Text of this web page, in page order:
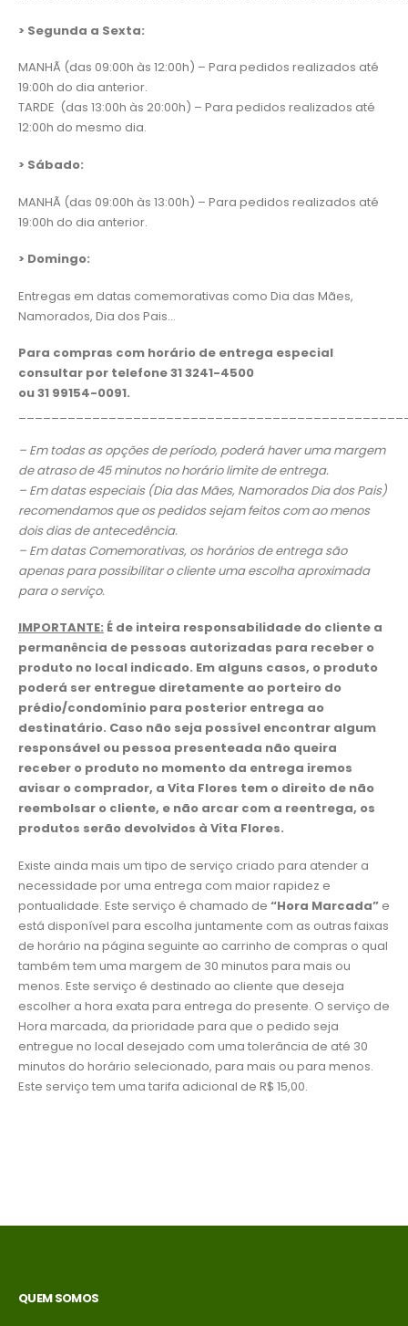
> Segunda a Sexta:
MANHÃ (das 09:00h às 12:00h) – Para pedidos realizados até
19:00h do dia anterior.
TARDE (das 13:00h às 20:00h) – Para pedidos realizados até
12:00h do mesmo dia.
> Sábado:
MANHÃ (das 09:00h às 13:00h) – Para pedidos realizados até
19:00h do dia anterior.
> Domingo:
Entregas em datas comemorativas como Dia das Mães,
Namorados, Dia dos Pais…
Para compras com horário de entrega especial
consultar por telefone31 3241-4500
ou 31 99154-0091.
– Em todas as opções de período, poderá haver uma margem
de atraso de 45 minutos no horário limite de entrega.
– Em datas especiais (Dia das Mães, Namorados Dia dos Pais)
recomendamos que os pedidos sejam feitos com ao menos
dois dias de antecedência.
– Em datas Comemorativas, os horários de entrega são
apenas para possibilitar o cliente uma escolha aproximada
para o serviço.
IMPORTANTE: É de inteira responsabilidade do cliente a
permanência de pessoas autorizadas para receber o
produto no local indicado. Em alguns casos, o produto
poderá ser entregue diretamente ao porteiro do
prédio/condomínio para posterior entrega ao
destinatário. Caso não seja possível encontrar algum
responsável ou pessoa presenteada não queira
receber o produto no momento da entrega iremos
avisar o comprador, a Vita Flores tem o direito de não
reembolsar o cliente, e não arcar com a reentrega, os
produtos serão devolvidos à Vita Flores.
Existe ainda mais um tipo de serviço criado para atender a
necessidade por uma entrega com maior rapidez e
pontualidade. Este serviço é chamado de “Hora Marcada” e
está disponível para escolha juntamente com as outras faixas
de horário na página seguinte ao carrinho de compras o qual
também tem uma margem de 30 minutos para mais ou
menos. Este serviço é destinado ao cliente que deseja
escolher a hora exata para entrega do presente. O serviço de
Hora marcada, da prioridade para que o pedido seja
entregue no local desejado com uma tolerância de até 30
minutos do horário selecionado, para mais ou para menos.
Este serviço tem uma tarifa adicional de R$ 15,00.
QUEM SOMOS